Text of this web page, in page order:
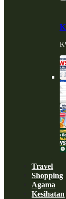
Travel
Shopping
Agama
Kesihatan